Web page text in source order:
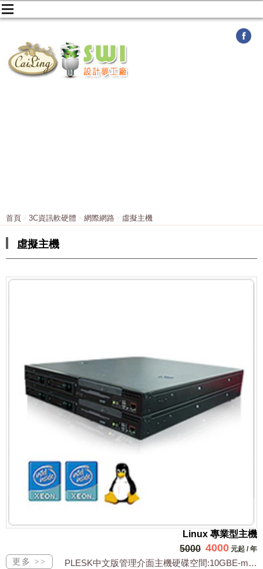
首頁 3C資訊軟硬體 網際網路 虛擬主機
虛擬主機
Linux 專業型主機
5000 4000 元起 /年
PLESK中文版管理介面主機硬碟空間:10GBE-mail 帳號數:10個每月流...